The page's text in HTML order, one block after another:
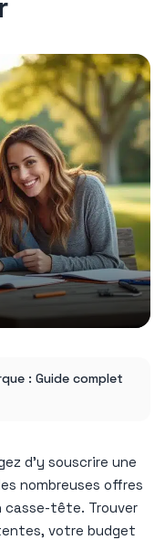
: Guide complet
d’y souscrire une
nombreuses offres
casse-tête. Trouver
votre budget